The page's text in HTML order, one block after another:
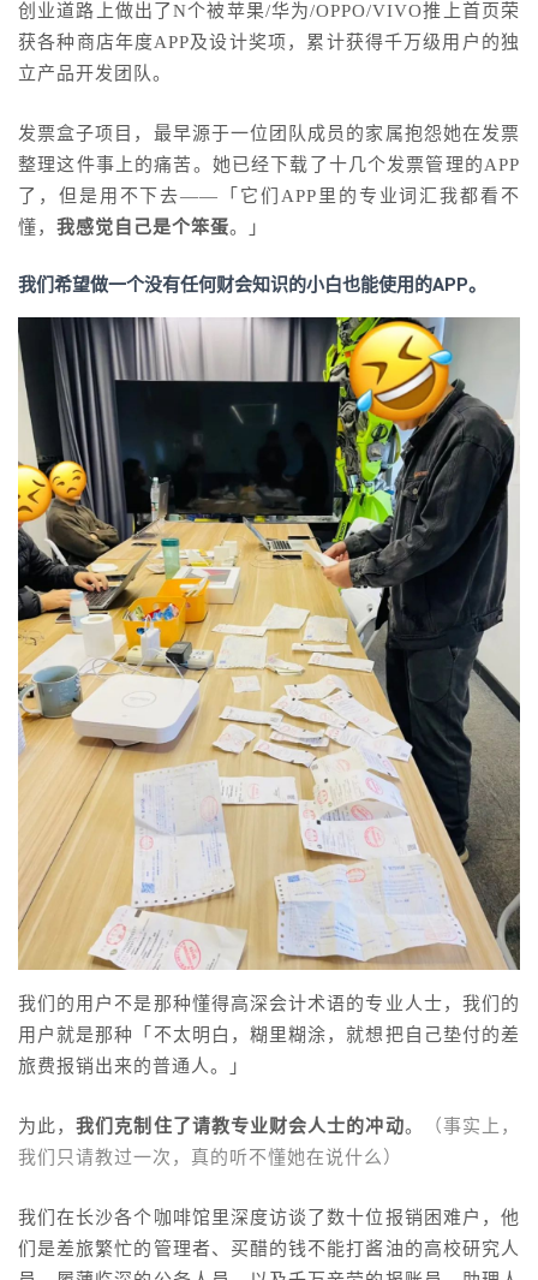
创业道路上做出了N个被苹果/华为/OPPO/VIVO推上首页荣
获各种商店年度APP及设计奖项，累计获得千万级用户的独
立产品开发团队。
发票盒子项目，最早源于一位团队成员的家属抱怨她在发票
整理这件事上的痛苦。她已经下载了十几个发票管理的APP
了，但是用不下去——「它们APP里的专业词汇我都看不
懂， 我感觉自己是个笨蛋。」
我们希望做一个没有任何财会知识的小白也能使用的APP。
我们的用户不是那种懂得高深会计术语的专业人士，我们的
用户就是那种「不太明白，糊里糊涂，就想把自己垫付的差
旅费报销出来的普通人。」
为此，我们克制住了请教专业财会人士的冲动。
（事实上，
我们只请教过一次，真的听不懂她在说什么）
我们在长沙各个咖啡馆里深度访谈了数十位报销困难户，他
们是差旅繁忙的管理者、买醋的钱不能打酱油的高校研究人